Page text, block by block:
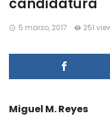
candidatura
5 marzo, 2017 251
Miguel M. Reyes